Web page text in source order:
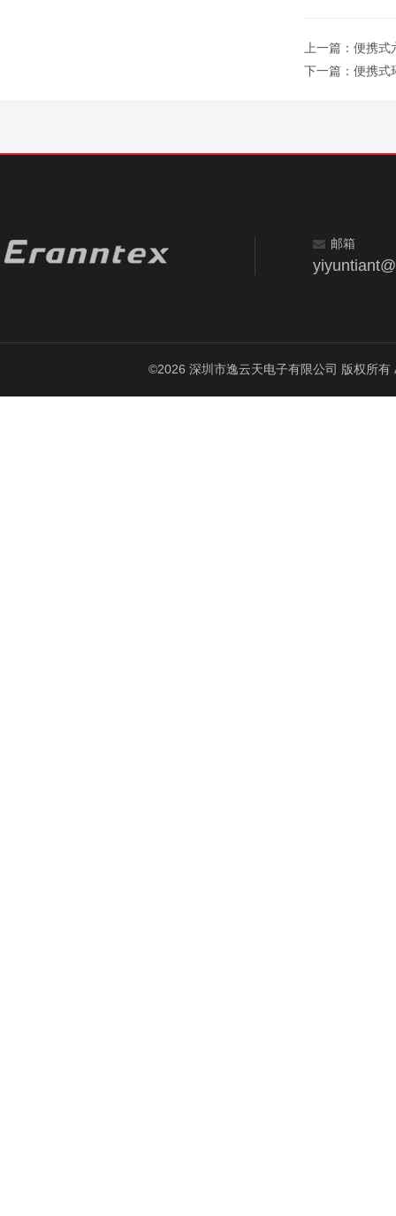
上一篇： 便携式
下一篇： 便携式
邮箱
©2026 深圳市逸云天电子有限公司 版权所有